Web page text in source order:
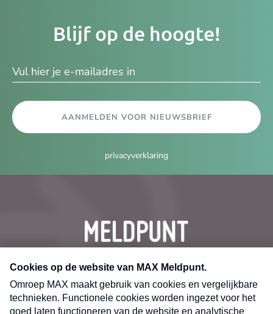
Blijf op de hoogte!
AANMELDEN VOOR NIEUWSBRIEF
privacyverklaring
CONTACT